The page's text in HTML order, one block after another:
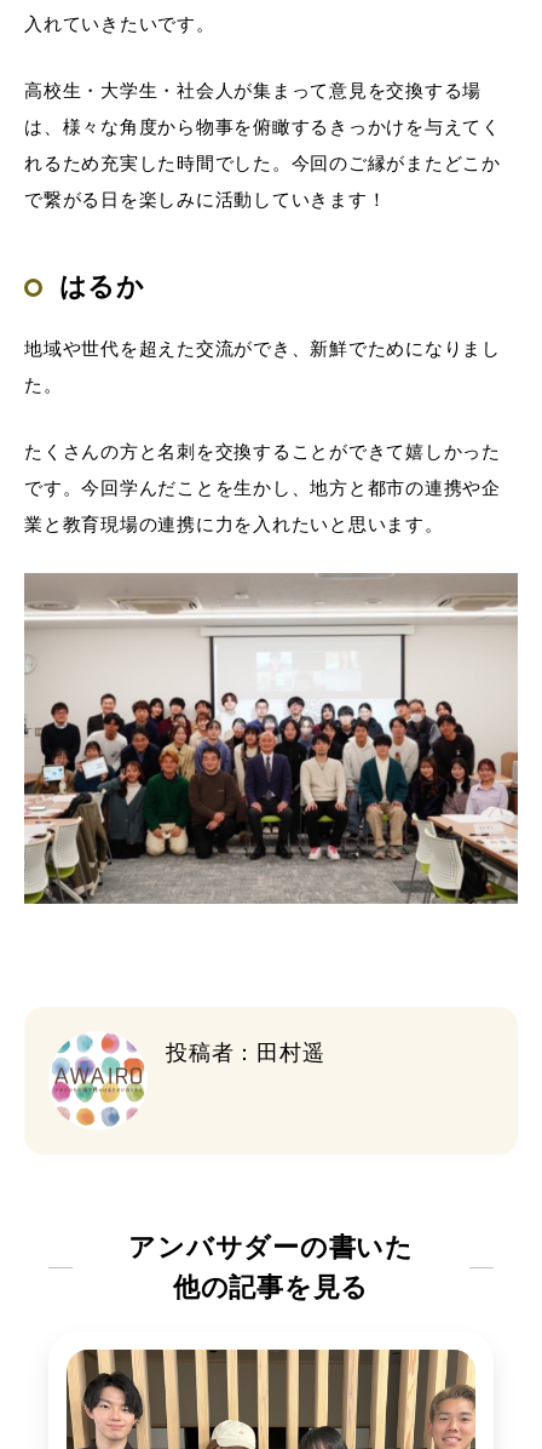
入れていきたいです。
高校生・大学生・社会人が集まって意見を交換する場
は、様々な角度から物事を俯瞰するきっかけを与えてく
れるため充実した時間でした。今回のご縁がまたどこか
で繋がる日を楽しみに活動していきます！
はるか
地域や世代を超えた交流ができ、新鮮でためになりまし
た。
たくさんの方と名刺を交換することができて嬉しかった
です。今回学んだことを生かし、地方と都市の連携や企
業と教育現場の連携に力を入れたいと思います。
投稿者：田村遥
アンバサダーの書いた
他の記事を見る